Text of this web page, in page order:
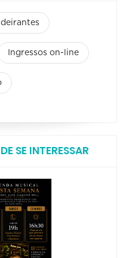
Ingressos on-line
SE INTERESSAR